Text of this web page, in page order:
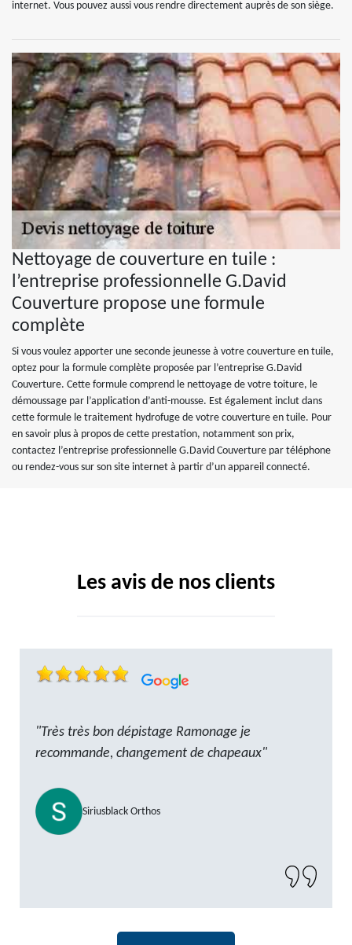
internet. Vous pouvez aussi vous rendre directement auprès de son siège.
Nettoyage de couverture en tuile :
l’entreprise professionnelle G.David
Couverture propose une formule
complète
Si vous voulez apporter une seconde jeunesse à votre couverture en tuile,
optez pour la formule complète proposée par l’entreprise G.David
Couverture. Cette formule comprend le nettoyage de votre toiture, le
démoussage par l’application d’anti-mousse. Est également inclut dans
cette formule le traitement hydrofuge de votre couverture en tuile. Pour
en savoir plus à propos de cette prestation, notamment son prix,
contactez l’entreprise professionnelle G.David Couverture par téléphone
ou rendez-vous sur son site internet à partir d’un appareil connecté.
Les avis de nos clients
"Très très bon dépistage Ramonage je
recommande, changement de chapeaux"
Siriusblack Orthos